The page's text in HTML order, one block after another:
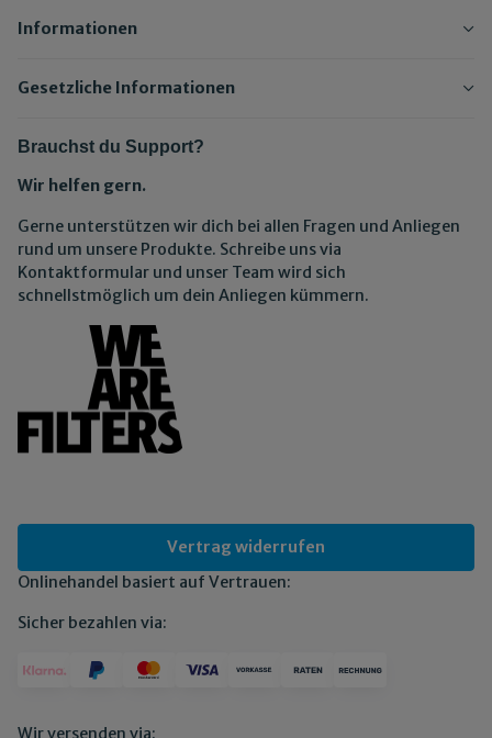
Informationen
Gesetzliche Informationen
Brauchst du Support?
Wir helfen gern.
Gerne unterstützen wir dich bei allen Fragen und Anliegen
rund um unsere Produkte. Schreibe uns via
Kontaktformular und unser Team wird sich
schnellstmöglich um dein Anliegen kümmern.
Vertrag widerrufen
Onlinehandel basiert auf Vertrauen:
Sicher bezahlen via:
Wir versenden via: